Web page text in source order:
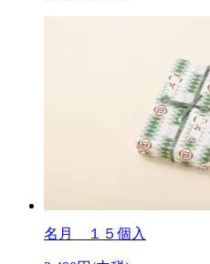
名月 １５個入